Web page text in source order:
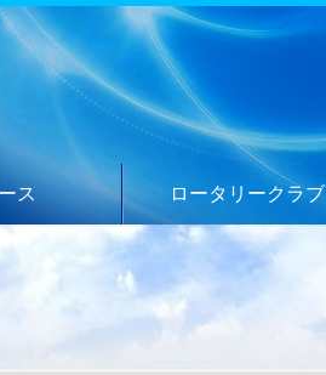
ス ロータリークラブ